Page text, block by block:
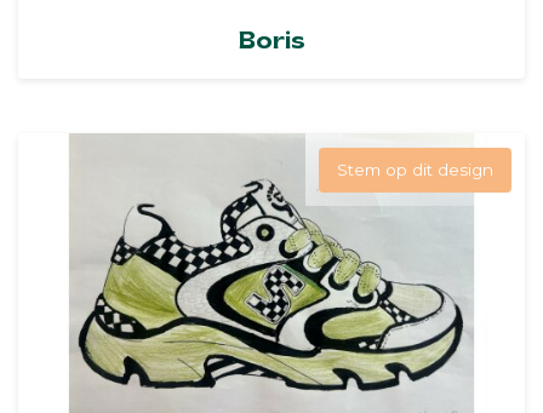
Boris
Stem op dit design